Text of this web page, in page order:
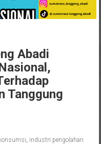
Abadi
Tanggung
industri pengolahan